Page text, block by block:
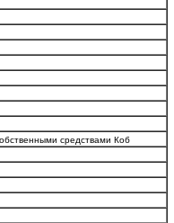
средствами Коб